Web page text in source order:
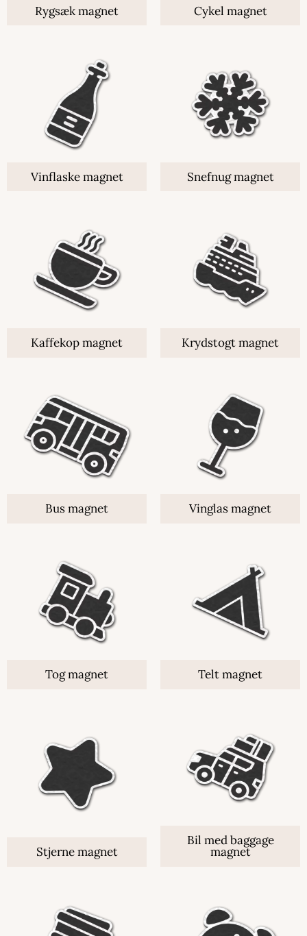
Rygsæk magnet Cykel magnet
Vinflaske magnet Snefnug magnet
Kaffekop magnet Krydstogt magnet
Bus magnet Vinglas magnet
Tog magnet Telt magnet
Stjerne magnet
Bil med baggage
magnet